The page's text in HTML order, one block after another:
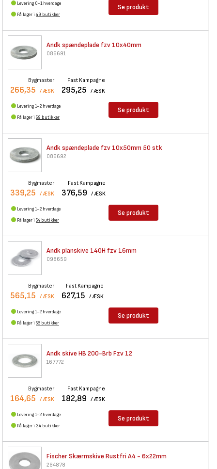
Levering 0-1 hverdage
På lager i 49 butikker
Se produkt
Andk spændeplade fzv 10x40mm
086691
Bygmaster
266,35 / ÆSK
Fast Kampagne
295,25 / ÆSK
Levering 1-2 hverdage
På lager i 59 butikker
Se produkt
Andk spændeplade fzv 10x50mm 50 stk
086692
Bygmaster
339,25 / ÆSK
Fast Kampagne
376,59 / ÆSK
Levering 1-2 hverdage
På lager i 54 butikker
Se produkt
Andk planskive 140H fzv 16mm
098659
Bygmaster
565,15 / ÆSK
Fast Kampagne
627,15 / ÆSK
Levering 1-2 hverdage
På lager i 58 butikker
Se produkt
Andk skive HB 200-Brb Fzv 12
167772
Bygmaster
164,65 / ÆSK
Fast Kampagne
182,89 / ÆSK
Levering 1-2 hverdage
På lager i 34 butikker
Se produkt
Fischer Skærmskive Rustfri A4 - 6x22mm
264878